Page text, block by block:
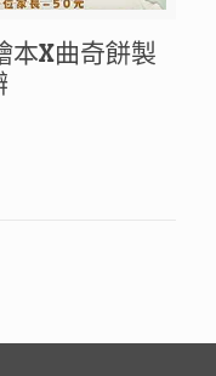
本X曲奇餅製